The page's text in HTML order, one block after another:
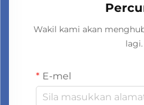
Wakil kami akan
lagi.
E-mel